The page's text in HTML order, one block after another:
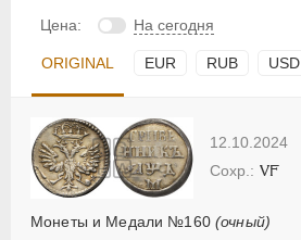
Цена: На сегодня
ORIGINAL EUR RUB USD
12.10.2024
Монеты и Медали №160 (очный)
VF